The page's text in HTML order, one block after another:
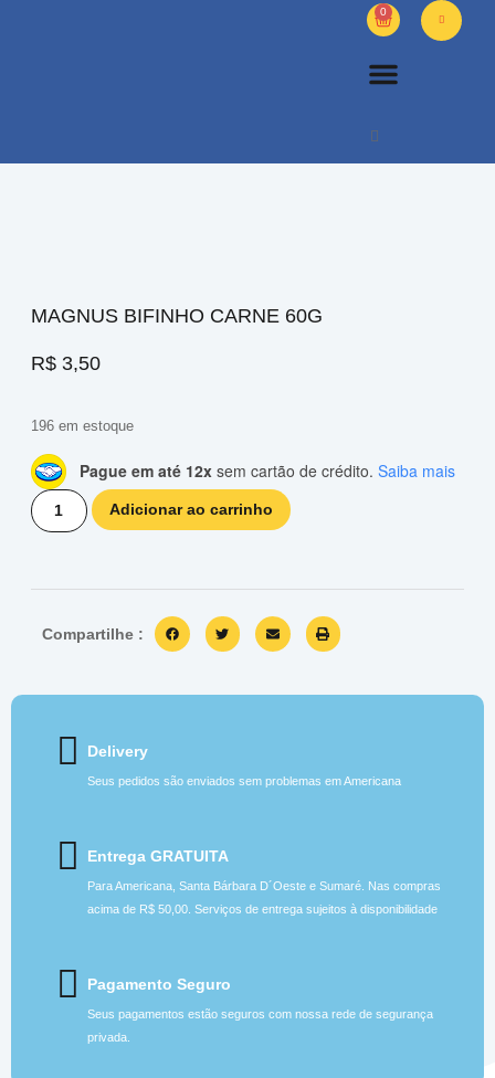
0
MAGNUS BIFINHO CARNE 60G
R$ 3,50
196 em estoque
Pague em até 12x sem cartão de crédito. Saiba mais
Adicionar ao carrinho
Compartilhe :
Delivery
Seus pedidos são enviados sem problemas em Americana
Entrega GRATUITA
Para Americana, Santa Bárbara D´Oeste e Sumaré. Nas compras
acima de R$ 50,00. Serviços de entrega sujeitos à disponibilidade
Pagamento Seguro
Seus pagamentos estão seguros com nossa rede de segurança
privada.